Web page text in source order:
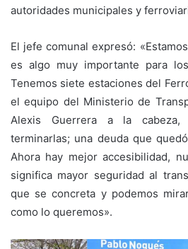
autoridades municipales y
El jefe comunal expresó:
es algo muy importante para
Tenemos siete estaciones del
el equipo del Ministerio de
Alexis Guerrera a la
terminarlas; una deuda que
Ahora hay mejor accesibilidad,
significa mayor seguridad al
que se concreta y podemos
como lo queremos».